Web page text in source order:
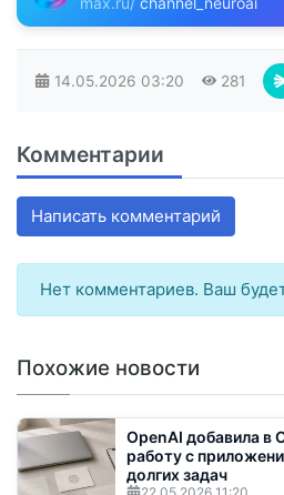
14.05.2026 03:20 281
Комментарии
Написать комментарий
Нет комментариев. Ваш
Похожие новости
OpenAI добавила в
работу с
долгих задач